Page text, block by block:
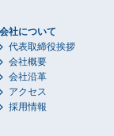
会社について
代表取締役挨拶
会社概要
会社沿革
アクセス
採用情報